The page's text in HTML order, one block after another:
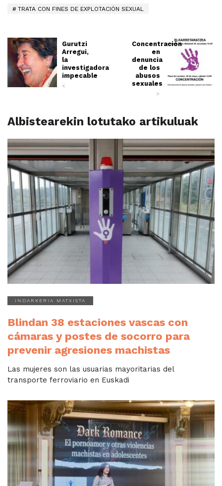
TRATA CON FINES DE EXPLOTACIÓN SEXUAL
Gurutzi
Arregui,
la
investigadora
impecable
<
Concentración
en
denuncia
de los
abusos
sexuales
>
Albistearekin lotutako artikuluak
INDARKERIA MATXISTA
Blindan 38 estaciones vascas con
cámaras y postes de socorro para
prevenir agresiones machistas
Las mujeres son las usuarias mayoritarias del
transporte ferroviario en Euskadi